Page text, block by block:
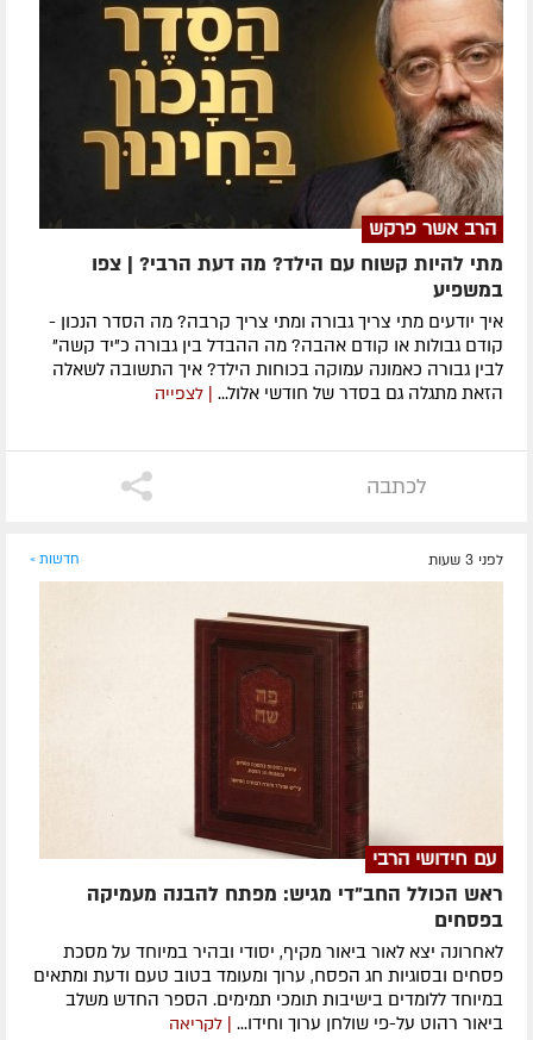
הרב אשר פרקש
מתי להיות קשוח עם הילד? מה דעת הרבי? | צפו
במשפיע
איך יודעים מתי צריך גבורה ומתי צריך קרבה? מה הסדר הנכון -
קודם גבולות או קודם אהבה? מה ההבדל בין גבורה כ"יד קשה"
לבין גבורה כאמונה עמוקה בכוחות הילד? איך התשובה לשאלה
הזאת מתגלה גם בסדר של חודשי אלול... | לצפייה
לכתבה
לפני 3 שעות חדשות »
עם חידושי הרבי
ראש הכולל החב"די מגיש: מפתח להבנה מעמיקה
בפסחים
לאחרונה ​יצא לאור ביאור מקיף, יסודי ובהיר במיוחד על מסכת
פסחים ובסוגיות חג הפסח, ערוך ומעומד בטוב טעם ודעת ומתאים
במיוחד ללומדים בישיבות תומכי תמימים. ​הספר החדש משלב
ביאור רהוט על-פי שולחן ערוך וחידו... | לקריאה